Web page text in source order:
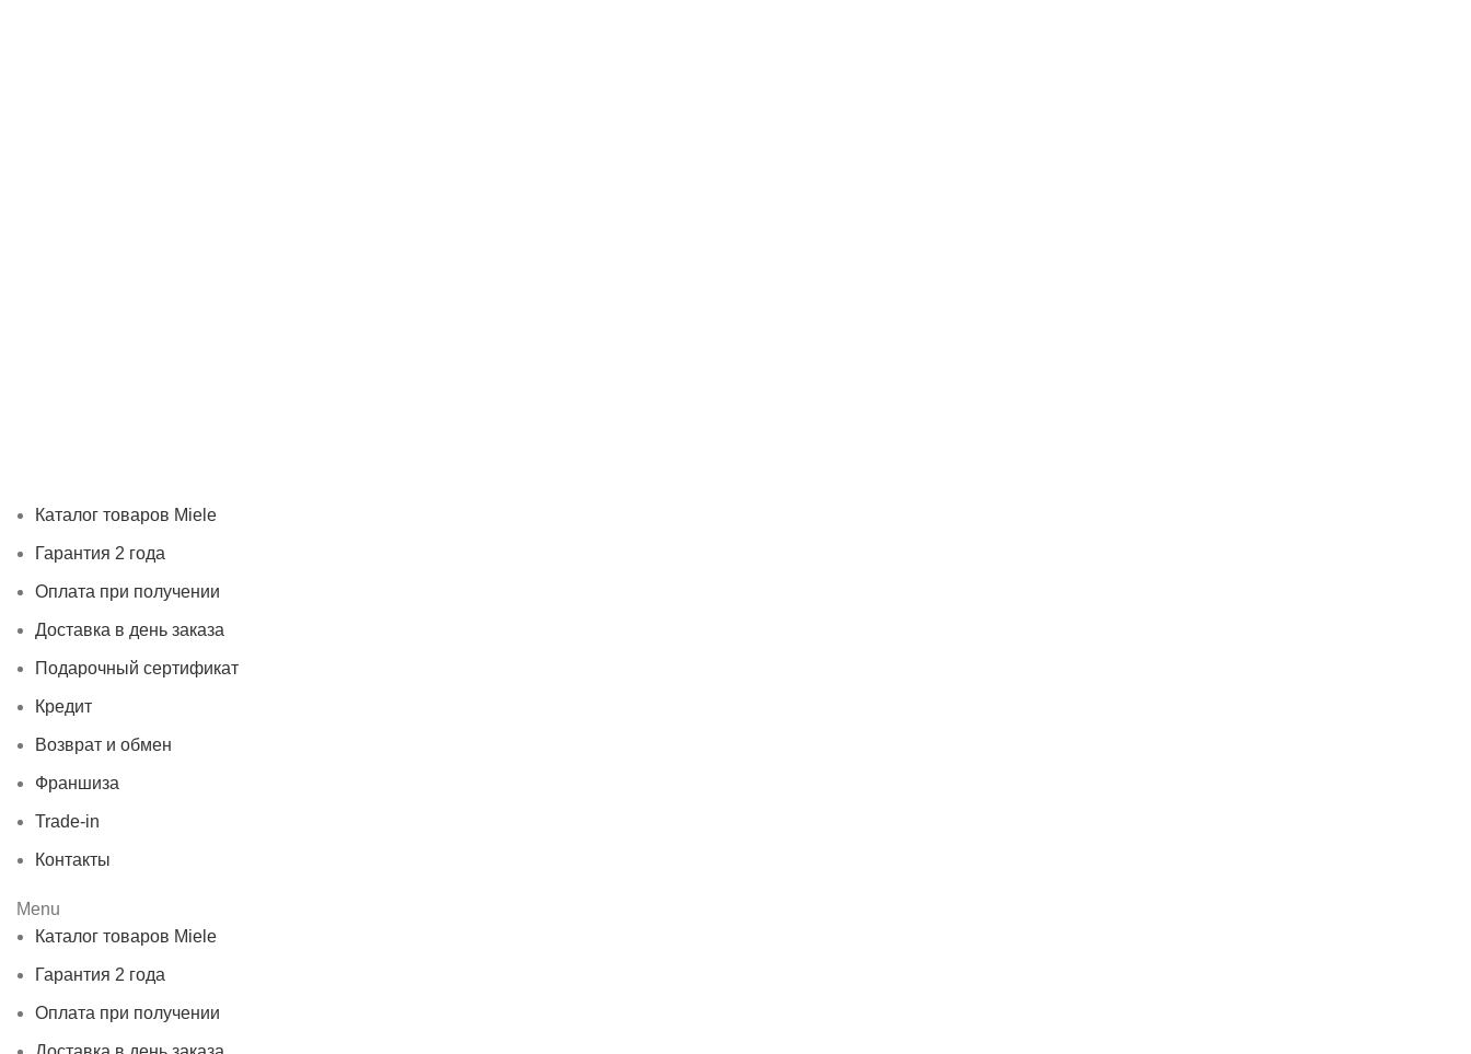
Каталог товаров Miele
Гарантия 2 года
Оплата при получении
Доставка в день заказа
Подарочный сертификат
Кредит
Возврат и обмен
Франшиза
Trade-in
Контакты
Menu
Каталог товаров Miele
Гарантия 2 года
Оплата при получении